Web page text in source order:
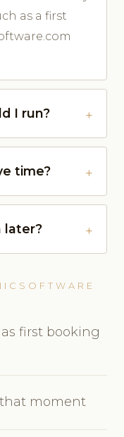
as a first
I run?
time?
later?
first booking
moment